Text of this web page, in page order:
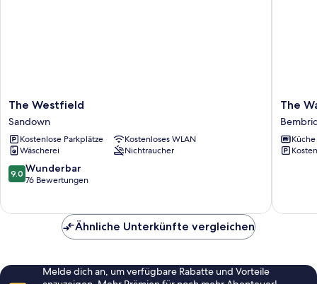
The
Westfield
Sandown
The Westfield
Sandown
Kostenlose Parkplätze
Kostenloses WLAN
Wäscherei
Nichtraucher
9.0
von
76
Bewertungen
9.0 Wunderbar
76 Bewertungen
The
Wash
House
The
Küche
Ähnliche Unterkünfte vergleichen
Melde dich an, um verfügbare Rabatte und Vorteile